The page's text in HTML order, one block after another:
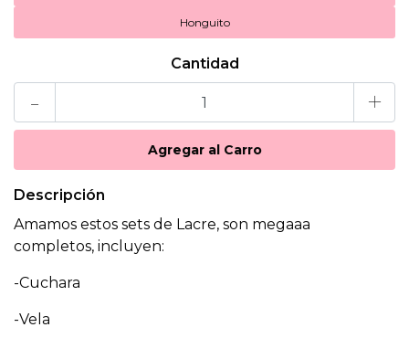
Honguito
Cantidad
- +
Descripción
Amamos estos sets de Lacre, son megaaa
completos, incluyen:
-Cuchara
-Vela